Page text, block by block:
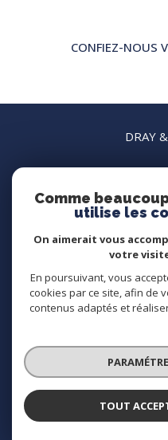
CONFIEZ-NOUS
DRAY
04
63
Nous
© 2026 | Tous droits
Comme
utilise les
On aimerait vous
votre
En poursuivant, vous
cookies par ce site, afin de
contenus adaptés et
TOUT